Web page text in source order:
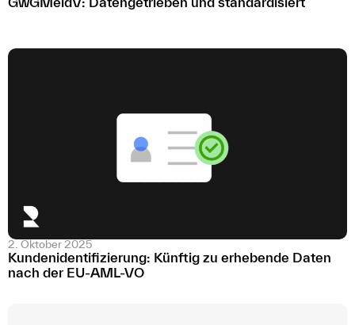
2. Oktober 2025
Kundenidentifizierung: Künftig zu erhebende Daten
nach der EU-AML-VO